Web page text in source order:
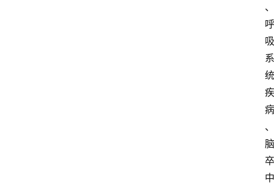
、
呼
吸
系
统
疾
病
、
脑
卒
中